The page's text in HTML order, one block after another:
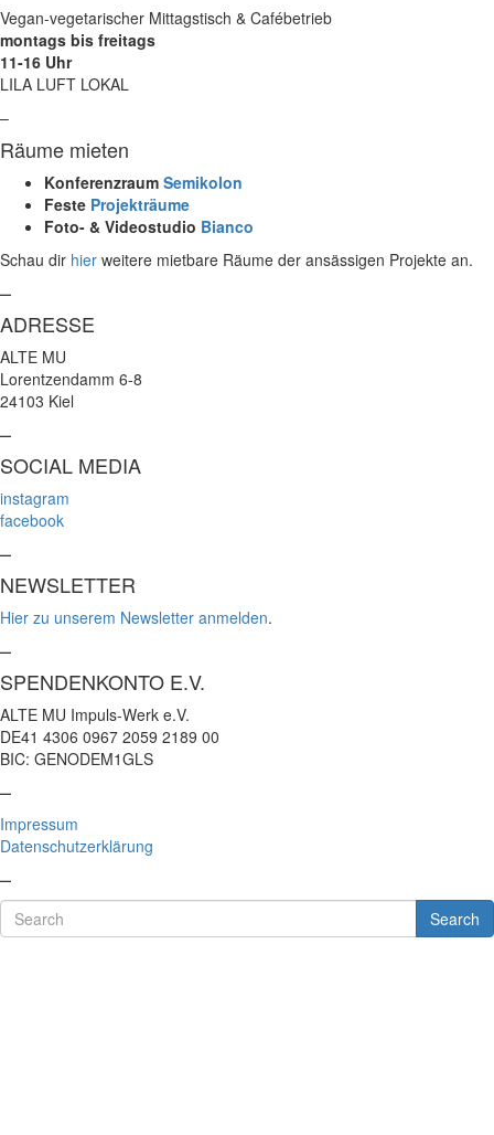
Vegan-vegetarischer Mittagstisch & Cafébetrieb
montags bis freitags
11-16 Uhr
LILA LUFT LOKAL
–
Räume mieten
Konferenzraum Semikolon
Feste Projekträume
Foto- & Videostudio Bianco
Schau dir hier weitere mietbare Räume der ansässigen Projekte an.
–
ADRESSE
ALTE MU
Lorentzendamm 6-8
24103 Kiel
–
SOCIAL MEDIA
instagram
facebook
–
NEWSLETTER
Hier zu unserem Newsletter anmelden.
–
SPENDENKONTO E.V.
ALTE MU Impuls-Werk e.V.
DE41 4306 0967 2059 2189 00
BIC: GENODEM1GLS
–
Impressum
Datenschutzerklärung
–
Search